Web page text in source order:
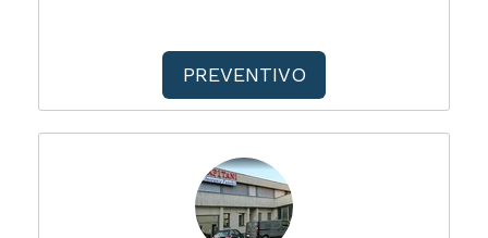
PREVENTIVO